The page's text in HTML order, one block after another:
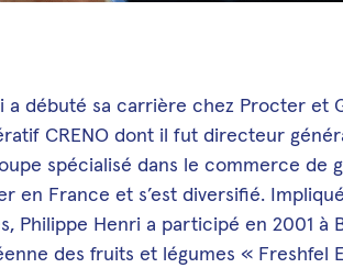
a débuté sa carrière chez Procter et
CRENO dont il fut directeur
spécialisé dans le commerce de
en France et s’est diversifié.
Philippe Henri a participé en 2001 à
des fruits et légumes « Freshfel